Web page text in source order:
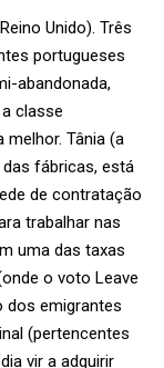
Unido). Três
portugueses
abandonada,
classe
melhor. Tânia (a
fábricas, está
de contratação
trabalhar nas
uma das taxas
o voto Leave
dos emigrantes
(pertencentes
vir a adquirir